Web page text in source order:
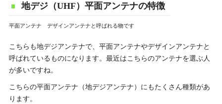
地デジ（UHF）平面アンテナの特徴
平面アンテナ デザインアンテナと呼ばれる物です
こちらも地デジアンテナで、平面アンテナやデザインアンテナと
呼ばれているものになります。最近はこちらのアンテナを選ぶ人
が多いですね。
こちらの平面アンテナ（地デジアンテナ）にもたくさん種類があ
ります。